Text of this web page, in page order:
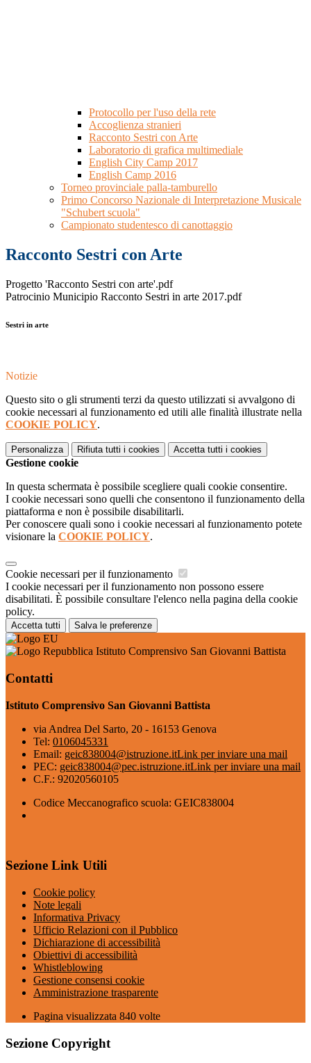
Protocollo per l'uso della rete
Accoglienza stranieri
Racconto Sestri con Arte
Laboratorio di grafica multimediale
English City Camp 2017
English Camp 2016
Torneo provinciale palla-tamburello
Primo Concorso Nazionale di Interpretazione Musicale
"Schubert scuola"
Campionato studentesco di canottaggio
Racconto Sestri con Arte
Progetto 'Racconto Sestri con arte'.pdf
Patrocinio Municipio Racconto Sestri in arte 2017.pdf
Sestri in arte
Notizie
Questo sito o gli strumenti terzi da questo utilizzati si avvalgono di
cookie necessari al funzionamento ed utili alle finalità illustrate nella
COOKIE POLICY.
Personalizza Rifiuta tutti i cookies Accetta tutti i cookies
Gestione cookie
In questa schermata è possibile scegliere quali cookie consentire.
I cookie necessari sono quelli che consentono il funzionamento della
piattaforma e non è possibile disabilitarli.
Per conoscere quali sono i cookie necessari al funzionamento potete
visionare la COOKIE POLICY.
Cookie necessari per il funzionamento
I cookie necessari per il funzionamento non possono essere
disabilitati. È possibile consultare l'elenco nella pagina della cookie
policy.
Accetta tutti Salva le preferenze
Istituto Comprensivo San Giovanni Battista
Contatti
Istituto Comprensivo San Giovanni Battista
via Andrea Del Sarto, 20 - 16153 Genova
Tel: 0106045331
Email: geic838004@istruzione.itLink per inviare una mail
PEC: geic838004@pec.istruzione.itLink per inviare una mail
C.F.: 92020560105
Codice Meccanografico scuola: GEIC838004
Sezione Link Utili
Cookie policy
Note legali
Informativa Privacy
Ufficio Relazioni con il Pubblico
Dichiarazione di accessibilità
Obiettivi di accessibilità
Whistleblowing
Gestione consensi cookie
Amministrazione trasparente
Pagina visualizzata 840 volte
Sezione Copyright